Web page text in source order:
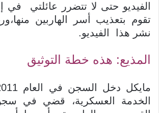
الفيديو حتى لا تتضرر عائلتي في
تقوم بتعذيب أسر الهاربين
نشر هذا الفيديو.
المذيع: هذه خطة التوثيق
الخدمة العسكرية، قضي في